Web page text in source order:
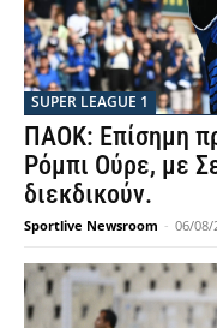
SUPER LEAGUE 1
ΠΑΟΚ: Επίσημη
Ρόμπι Ούρε, με
διεκδικούν.
Sportlive Newsroom - 06/08/